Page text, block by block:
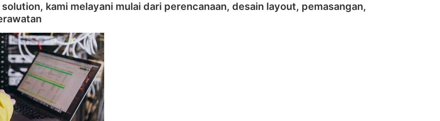
kami melayani mulai dari perencanaan, desain layout, pemasangan,